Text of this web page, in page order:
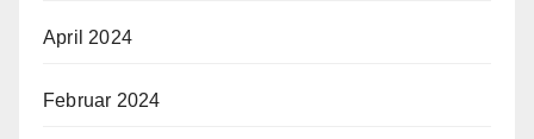
April 2024
Februar 2024